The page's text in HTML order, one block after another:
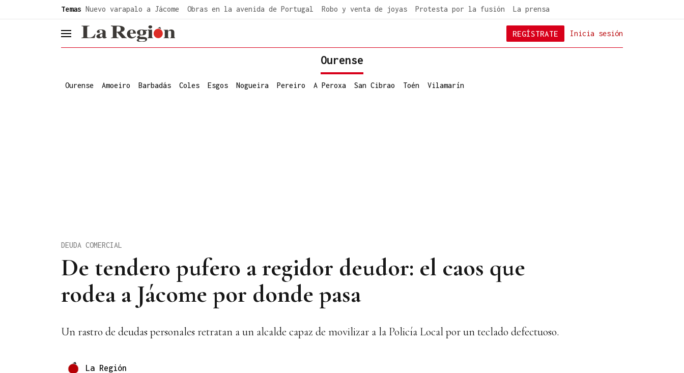
Temas Nuevo varapalo a Jácome Obras en la avenida de Portugal Robo y venta de joyas Protesta por la fusión La prensa
header.menu.open Inicia sesión
REGÍSTRATE
Ourense
Ourense Amoeiro Barbadás Coles Esgos Nogueira Pereiro A Peroxa San Cibrao Toén Vilamarín
De tendero pufero a regidor deudor: el caos que
rodea a Jácome por donde pasa
DEUDA COMERCIAL
Un rastro de deudas personales retratan a un alcalde capaz de movilizar a la Policía Local por un teclado defectuoso.
La Región